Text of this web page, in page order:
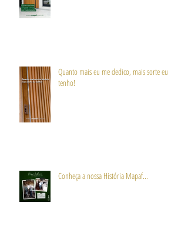
Quanto mais eu me dedico, mais sorte eu
tenho!
Conheça a nossa História Mapaf...